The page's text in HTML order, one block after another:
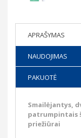
APRAŠYMAS
NAUDOJIMAS
PAKUOTĖ
Smailėjantys,
patrumpintais
priežiūrai